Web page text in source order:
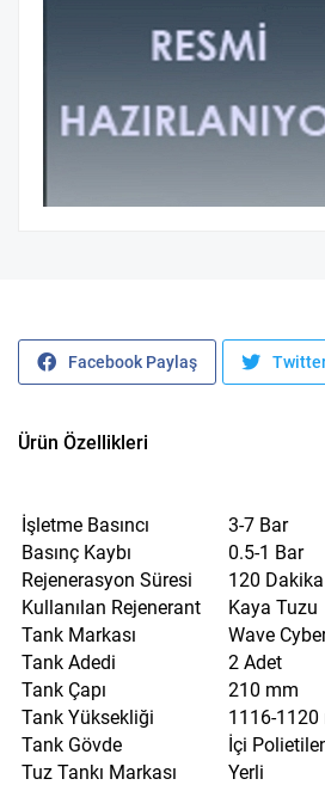
Facebook Paylaş
Ürün Özellikleri
İşletme Basıncı
3-7 Bar
Basınç Kaybı
0.5-1 Bar
Rejenerasyon Süresi
120 Dakika
Kullanılan Rejenerant
Kaya Tuzu
Tank Markası
Wave
Tank Adedi
2 Adet
Tank Çapı
210 mm
Tank Yüksekliği
1116-1120
Tank Gövde
İçi
Tuz Tankı Markası
Yerli